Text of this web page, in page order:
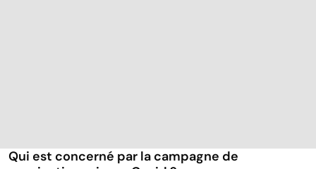
Qui est concerné par la campagne de